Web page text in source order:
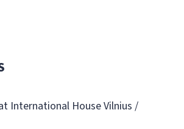
International House Vilnius /